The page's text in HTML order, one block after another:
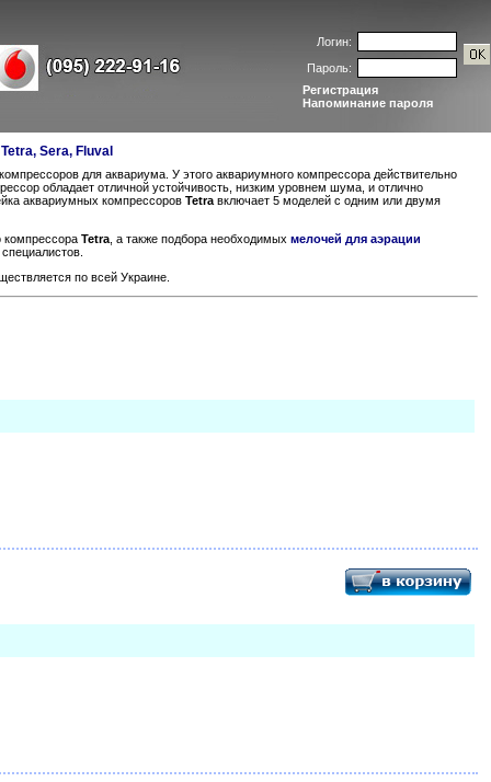
Логин:
Пароль:
Регистрация
Напоминание пароля
Sera, Fluval
для аквариума. У этого аквариумного компрессора действительно
обладает отличной устойчивость, низким уровнем шума, и отлично
аквариумных компрессоров Tetra включает 5 моделей с одним или двумя
компрессора Tetra , а также подбора необходимых мелочей для аэрации
по всей Украине.